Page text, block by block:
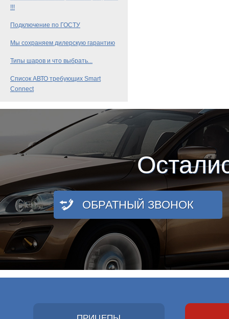
!!!
Подключение по ГОСТУ
Мы сохраняем дилерскую гарантию
Типы шаров и что выбрать...
Список АВТО требующих Smart
Connect
ОБРАТНЫЙ ЗВОНОК